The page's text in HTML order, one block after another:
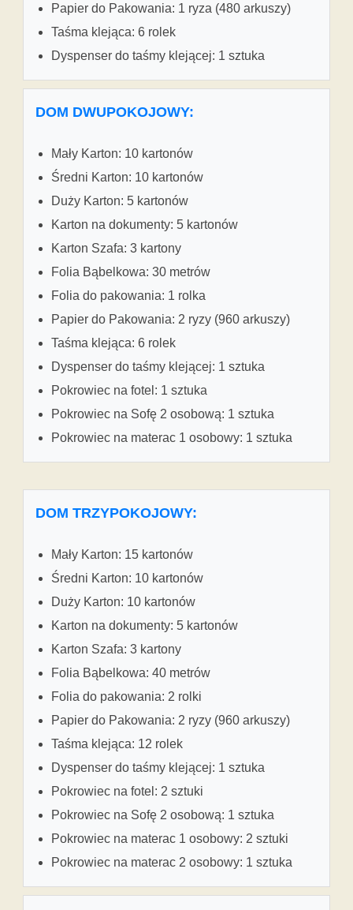
Papier do Pakowania: 1 ryza (480 arkuszy)
Taśma klejąca: 6 rolek
Dyspenser do taśmy klejącej: 1 sztuka
DOM DWUPOKOJOWY:
Mały Karton: 10 kartonów
Średni Karton: 10 kartonów
Duży Karton: 5 kartonów
Karton na dokumenty: 5 kartonów
Karton Szafa: 3 kartony
Folia Bąbelkowa: 30 metrów
Folia do pakowania: 1 rolka
Papier do Pakowania: 2 ryzy (960 arkuszy)
Taśma klejąca: 6 rolek
Dyspenser do taśmy klejącej: 1 sztuka
Pokrowiec na fotel: 1 sztuka
Pokrowiec na Sofę 2 osobową: 1 sztuka
Pokrowiec na materac 1 osobowy: 1 sztuka
DOM TRZYPOKOJOWY:
Mały Karton: 15 kartonów
Średni Karton: 10 kartonów
Duży Karton: 10 kartonów
Karton na dokumenty: 5 kartonów
Karton Szafa: 3 kartony
Folia Bąbelkowa: 40 metrów
Folia do pakowania: 2 rolki
Papier do Pakowania: 2 ryzy (960 arkuszy)
Taśma klejąca: 12 rolek
Dyspenser do taśmy klejącej: 1 sztuka
Pokrowiec na fotel: 2 sztuki
Pokrowiec na Sofę 2 osobową: 1 sztuka
Pokrowiec na materac 1 osobowy: 2 sztuki
Pokrowiec na materac 2 osobowy: 1 sztuka